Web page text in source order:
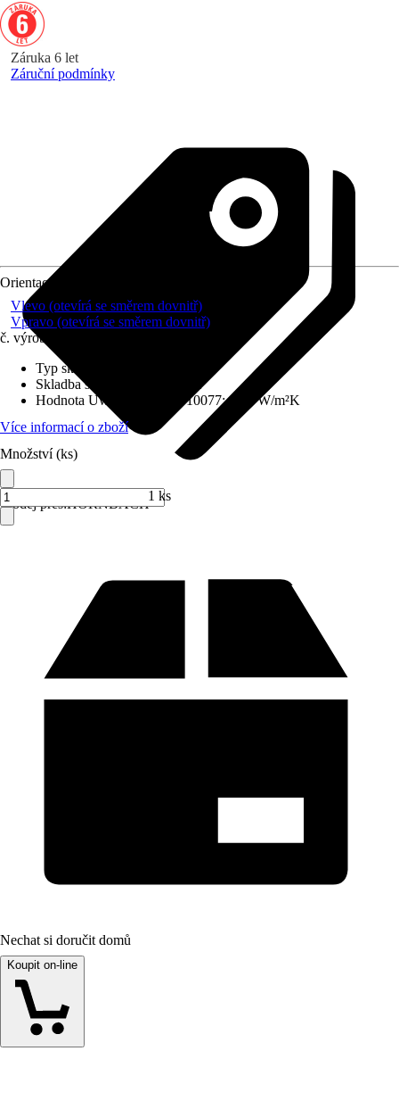
Záruka 6 let
Záruční podmínky
Prodej přes:HORNBACH
Orientace
Vlevo (otevírá se směrem dovnitř)
Vpravo (otevírá se směrem dovnitř)
č. výrobku
Typ skla
Skladba skla
Trojitě zasklené
Hodnota Uw dle DIN EN 10077:0,98 W/m²K
Více informací o zboží
Množství (ks)
1 ks
Nechat si doručit domů
Koupit on-line